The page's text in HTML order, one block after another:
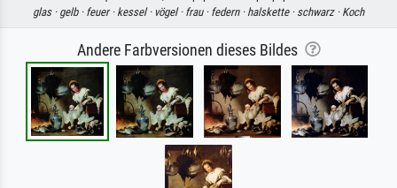
glas · gelb · feuer · kessel · vögel · frau · federn · halskette · schwarz · Koch
Andere Farbversionen dieses Bildes